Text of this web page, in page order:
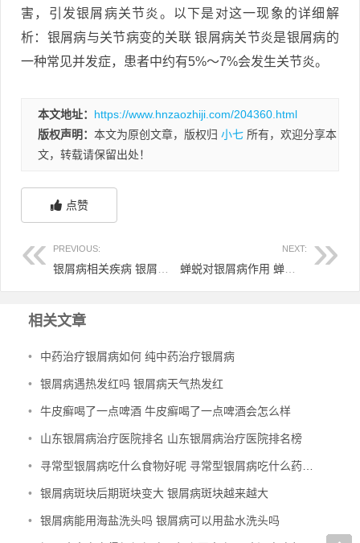
害，引发银屑病关节炎。以下是对这一现象的详细解
析：银屑病与关节病变的关联 银屑病关节炎是银屑病的
一种常见并发症，患者中约有5%～7%会发生关节炎。
本文地址： https://www.hnzaozhiji.com/204360.html
版权声明： 本文为原创文章，版权归 小七 所有，欢迎分享本
文，转载请保留出处！
点赞
PREVIOUS: NEXT:
蝉蜕对银屑病作用 蝉蜕能治疗的疾病是
相关文章
• 中药治疗银屑病如何 纯中药治疗银屑病
• 银屑病遇热发红吗 银屑病天气热发红
• 牛皮癣喝了一点啤酒 牛皮癣喝了一点啤酒会怎么样
• 山东银屑病治疗医院排名 山东银屑病治疗医院排名榜
• 寻常型银屑病吃什么食物好呢 寻常型银屑病吃什么药效果好
• 银屑病斑块后期斑块变大 银屑病斑块越来越大
• 银屑病能用海盐洗头吗 银屑病可以用盐水洗头吗